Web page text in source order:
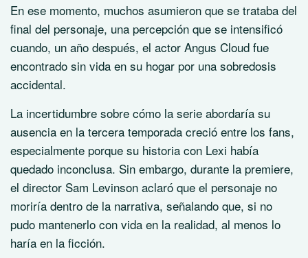
En ese momento, muchos asumieron que se trataba del
final del personaje, una percepción que se intensificó
cuando, un año después, el actor Angus Cloud fue
encontrado sin vida en su hogar por una sobredosis
accidental.
La incertidumbre sobre cómo la serie abordaría su
ausencia en la tercera temporada creció entre los fans,
especialmente porque su historia con Lexi había
quedado inconclusa. Sin embargo, durante la premiere,
el director Sam Levinson aclaró que el personaje no
moriría dentro de la narrativa, señalando que, si no
pudo mantenerlo con vida en la realidad, al menos lo
haría en la ficción.